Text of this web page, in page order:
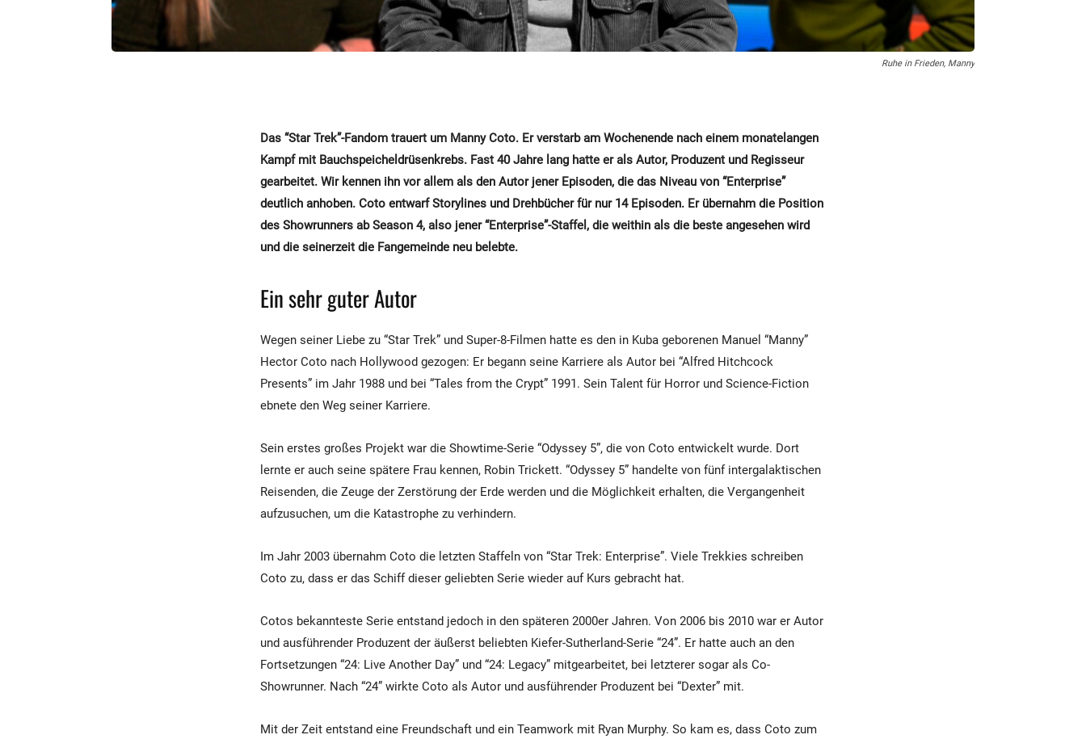
Ruhe in Frieden, Manny
Das “Star Trek”-Fandom trauert um Manny Coto. Er verstarb am Wochenende nach einem monatelangen
Kampf mit Bauchspeicheldrüsenkrebs. Fast 40 Jahre lang hatte er als Autor, Produzent und Regisseur
gearbeitet. Wir kennen ihn vor allem als den Autor jener Episoden, die das Niveau von “Enterprise”
deutlich anhoben. Coto entwarf Storylines und Drehbücher für nur 14 Episoden. Er übernahm die Position
des Showrunners ab Season 4, also jener “Enterprise”-Staffel , die weithin als die beste angesehen wird
und die seinerzeit die Fangemeinde neu belebte.
Ein sehr guter Autor
Wegen seiner Liebe zu “Star Trek” und Super-8-Filmen hatte es den in Kuba geborenen Manuel “Manny”
Hector Coto nach Hollywood gezogen: Er begann seine Karriere als Autor bei “Alfred Hitchcock
Presents” im Jahr 1988 und bei “Tales from the Crypt” 1991. Sein Talent für Horror und Science-Fiction
ebnete den Weg seiner Karriere.
Sein erstes großes Projekt war die Showtime-Serie “Odyssey 5”, die von Coto entwickelt wurde. Dort
lernte er auch seine spätere Frau kennen, Robin Trickett. “Odyssey 5” handelte von fünf intergalaktischen
Reisenden, die Zeuge der Zerstörung der Erde werden und die Möglichkeit erhalten, die Vergangenheit
aufzusuchen, um die Katastrophe zu verhindern.
Im Jahr 2003 übernahm Coto die letzten Staffeln von “Star Trek: Enterprise”. Viele Trekkies schreiben
Coto zu, dass er das Schiff dieser geliebten Serie wieder auf Kurs gebracht hat.
Cotos bekannteste Serie entstand jedoch in den späteren 2000er Jahren. Von 2006 bis 2010 war er Autor
und ausführender Produzent der äußerst beliebten Kiefer-Sutherland-Serie “24”. Er hatte auch an den
Fortsetzungen “24: Live Another Day” und “24: Legacy” mitgearbeitet, bei letzterer sogar als Co-
Showrunner. Nach “24” wirkte Coto als Autor und ausführender Produzent bei “Dexter” mit.
Mit der Zeit entstand eine Freundschaft und ein Teamwork mit Ryan Murphy. So kam es, dass Coto zum